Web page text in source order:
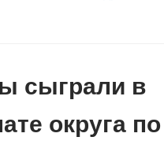
сыграли в
округа по